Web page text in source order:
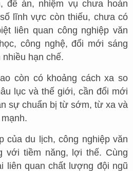
đề án, nhiệm vụ chưa hoàn
lĩnh vực còn thiếu, chưa có
liên quan công nghiệp văn
công nghệ, đổi mới sáng
hạn chế.
còn có khoảng cách xa so
lục và thế giới, cần đổi mới
sự chuẩn bị từ sớm, từ xa và
của du lịch, công nghiệp văn
với tiềm năng, lợi thế. Cùng
liên quan chất lượng đội ngũ